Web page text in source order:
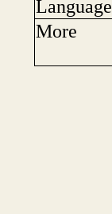
Language
More